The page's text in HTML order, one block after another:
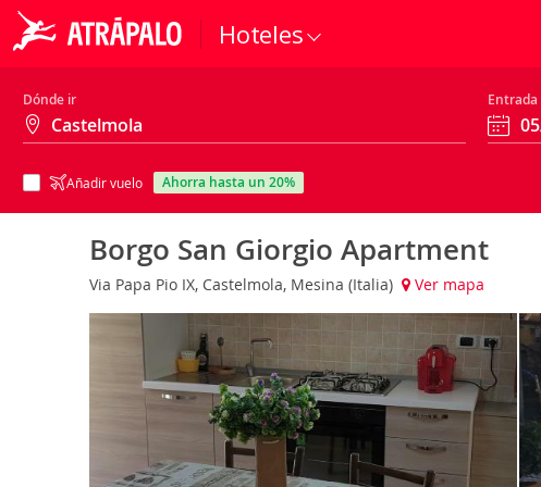
Hoteles
Dónde ir Entrada
Añadir vuelo ahorra hasta un 20%
Borgo San Giorgio Apartment
Via Papa Pio IX, Castelmola, Mesina (Italia) Ver mapa